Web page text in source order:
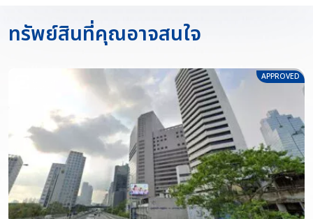
ทรัพย์สินที่คุณอาจสนใจ
APPROVED